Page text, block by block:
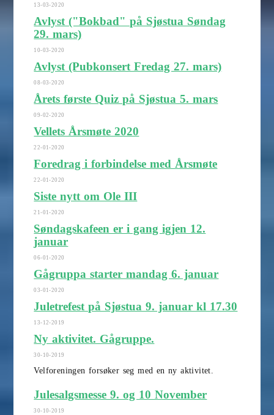
13-03-2020
Avlyst ("Bokbad" på Sjøstua Søndag
29. mars)
10-03-2020
Avlyst (Pubkonsert Fredag 27. mars)
08-03-2020
Årets første Quiz på Sjøstua 5. mars
09-02-2020
Vellets Årsmøte 2020
22-01-2020
Foredrag i forbindelse med Årsmøte
22-01-2020
Siste nytt om Ole III
21-01-2020
Søndagskafeen er i gang igjen 12.
januar
06-01-2020
Gågruppa starter mandag 6. januar
03-01-2020
Juletrefest på Sjøstua 9. januar kl 17.30
13-12-2019
Ny aktivitet. Gågruppe.
30-10-2019
Velforeningen forsøker seg med en ny aktivitet.
Julesalgsmesse 9. og 10 November
30-10-2019